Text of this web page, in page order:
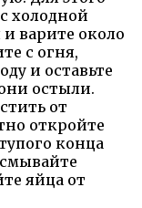
холодной
варите около
с огня,
и оставьте
остыли.
от
откройте
конца
яйца от